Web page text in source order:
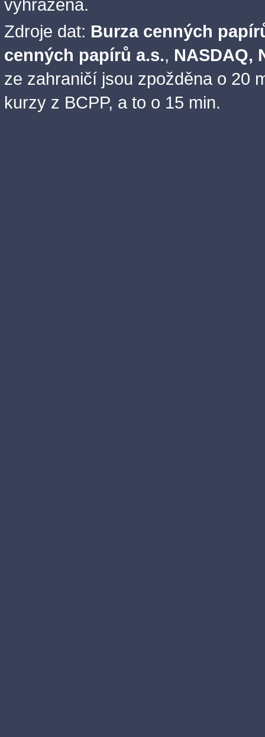
vyhrazena.
Zdroje dat: Burza cenných
cenných papírů a.s., NASDAQ,
ze zahraničí jsou zpožděna o 20
kurzy z BCPP, a to o 15 min.